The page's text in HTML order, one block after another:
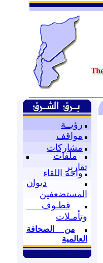
رؤيــة
مواقف
مشاركات
ملفات
تقارير
واحة اللقاء
ديوان
المستضعفين
قطـوف
وتأمـلات
من الصحافة
العالمية